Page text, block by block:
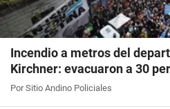
Incendio a metros del
Kirchner: evacuaron a 30
Por Sitio Andino Policiales